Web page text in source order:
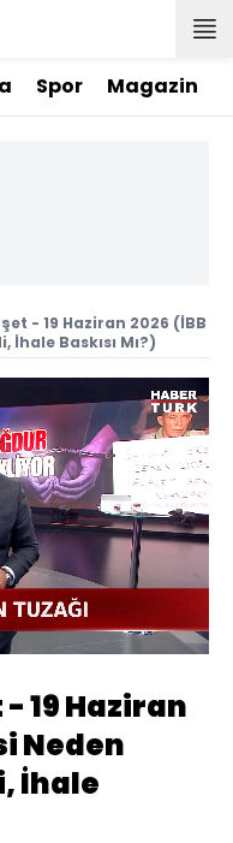
Spor Magazin
- 19 Haziran 2026 (İBB
İhale Baskısı Mı?)
Oynatma
Hızı
19 Haziran
Neden
İhale